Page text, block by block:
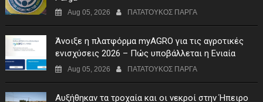
Aug 05, 2026 ΠΑΤΑΤΟΥΚΟΣ ΠΑΡΓΑ
Άνοιξε η πλατφόρμα myAGRO για τις αγροτικές
ενισχύσεις 2026 – Πώς υποβάλλεται η Ενιαία
Αίτηση Ενίσχυσης
Aug 05, 2026 ΠΑΤΑΤΟΥΚΟΣ ΠΑΡΓΑ
Αυξήθηκαν τα τροχαία και οι νεκροί στην Ήπειρο